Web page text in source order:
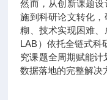
然而，从创新课题
施到科研论文转化
糊、技术实现困难
LAB）依托全链式科
究课题全周期赋能计
数据落地的完整解决